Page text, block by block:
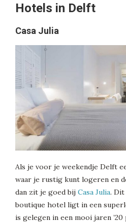
Hotels in Delft
Casa Julia
Als je voor je weekendje Delft
waar je rustig kunt logeren en
dan zit je goed bij Casa Julia. Dit
boutique hotel ligt in een
is gelegen in een mooi jaren